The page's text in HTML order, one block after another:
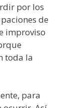
por los
de
improviso
toda la
para